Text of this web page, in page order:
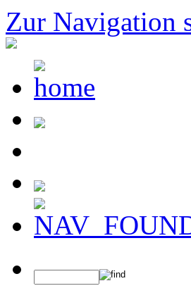
Zur Navigation